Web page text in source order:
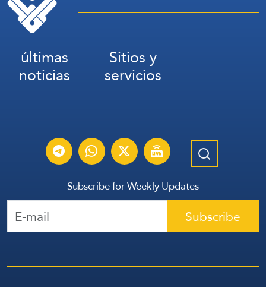
últimas
noticias
Sitios y
servicios
Subscribe for Weekly Updates
Subscribe